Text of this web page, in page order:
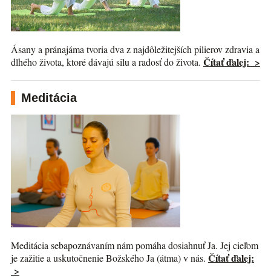
Ásany a pránajáma tvoria dva z najdôležitejších pilierov zdravia a
dlhého života, ktoré dávajú silu a radosť do života. Čítať ďalej: >
Meditácia
Meditácia sebapoznávaním nám pomáha dosiahnuť Ja. Jej cieľom
je zažitie a uskutočnenie Božského Ja (átma) v nás. Čítať ďalej:
>